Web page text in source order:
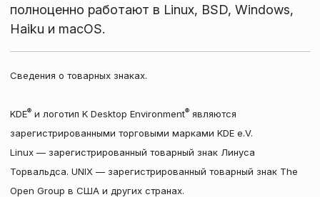
полноценно работают в Linux, BSD, Windows,
Haiku и macOS.
Сведения о товарных знаках.
KDE®и логотип K Desktop Environment®являются
зарегистрированными торговыми марками KDE e.V.
Linux — зарегистрированный товарный знак Линуса
Торвальдса. UNIX — зарегистрированный товарный знак The
Open Group в США и других странах.